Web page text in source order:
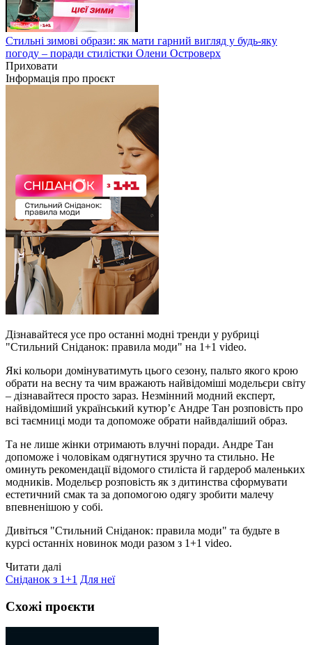
Стильні зимові образи: як мати гарний вигляд у будь-яку
погоду – поради стилістки Олени Островерх
Приховати
Інформація про проєкт
Дізнавайтеся усе про останні модні тренди у рубриці
"Стильний Сніданок: правила моди" на 1+1 video.
Які кольори домінуватимуть цього сезону, пальто якого крою
обрати на весну та чим вражають найвідоміші модельєри світу
– дізнавайтеся просто зараз. Незмінний модний експерт,
найвідоміший український кутюр’є Андре Тан розповість про
всі таємниці моди та допоможе обрати найвдаліший образ.
Та не лише жінки отримають влучні поради. Андре Тан
допоможе і чоловікам одягнутися зручно та стильно. Не
оминуть рекомендації відомого стиліста й гардероб маленьких
модників. Модельєр розповість як з дитинства сформувати
естетичний смак та за допомогою одягу зробити малечу
впевненішою у собі.
Дивіться "Стильний Сніданок: правила моди" та будьте в
курсі останніх новинок моди разом з 1+1 video.
Читати далі
Сніданок з 1+1 Для неї
Схожі проєкти